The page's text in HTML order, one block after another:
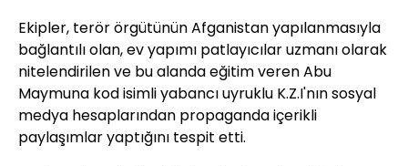
Ekipler, terör örgütünün Afganistan yapılanmasıyla
bağlantılı olan, ev yapımı patlayıcılar uzmanı olarak
nitelendirilen ve bu alanda eğitim veren Abu
Maymuna kod isimli yabancı uyruklu K.Z.I'nın sosyal
medya hesaplarından propaganda içerikli
paylaşımlar yaptığını tespit etti.